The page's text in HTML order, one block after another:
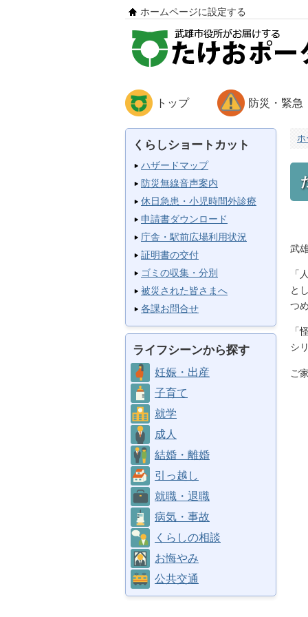
ホームページに設定する
トップ 防災・緊急
くらしショートカット
ハザードマップ
防災無線音声案内
休日急患・小児時間外診療
申請書ダウンロード
庁舎・駅前広場利用状況
証明書の交付
ゴミの収集・分別
被災された皆さまへ
各課お問合せ
ライフシーンから探す
妊娠・出産
子育て
就学
成人
結婚・離婚
引っ越し
就職・退職
病気・事故
くらしの相談
お悔やみ
公共交通
ホ
武
「
と
つ
「
シ
ご